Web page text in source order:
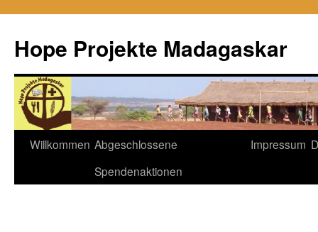
Hope Projekte Madagaskar
Zum
Willkommen Abgeschlossene
Spendenaktionen
Impressum